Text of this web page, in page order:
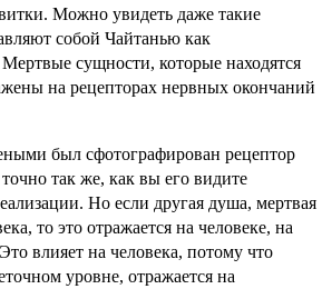
Можно увидеть даже такие
собой Чайтанью как
сущности, которые находятся
на рецепторах нервных окончаний
был сфотографирован рецептор
так же, как вы его видите
Но если другая душа, мертвая
то это отражается на человеке, на
влияет на человека, потому что
уровне, отражается на